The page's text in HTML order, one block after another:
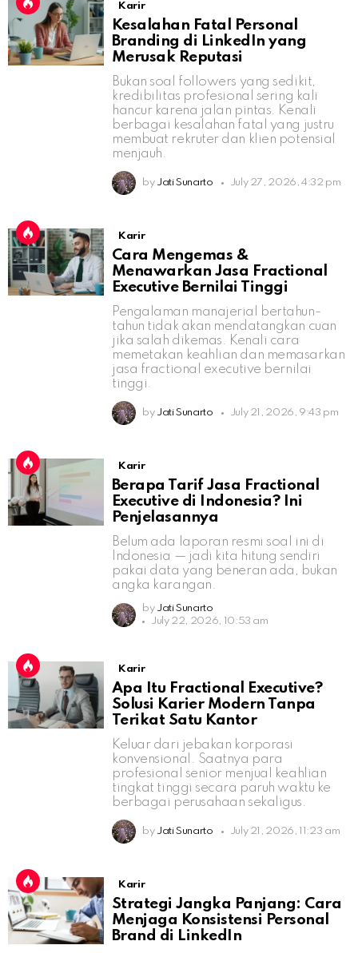
Karir
Kesalahan Fatal Personal
Branding di LinkedIn yang
Merusak Reputasi
Bukan soal followers yang sedikit,
kredibilitas profesional sering kali
hancur karena jalan pintas. Kenali
berbagai kesalahan fatal yang justru
membuat rekruter dan klien potensial
menjauh.
by Jati Sunarto July 27, 2026, 4:32 pm
Karir
Cara Mengemas &
Menawarkan Jasa Fractional
Executive Bernilai Tinggi
Pengalaman manajerial bertahun-
tahun tidak akan mendatangkan cuan
jika salah dikemas. Kenali cara
memetakan keahlian dan memasarkan
jasa fractional executive bernilai
tinggi.
by Jati Sunarto July 21, 2026, 9:43 pm
Karir
Berapa Tarif Jasa Fractional
Executive di Indonesia? Ini
Penjelasannya
Belum ada laporan resmi soal ini di
Indonesia — jadi kita hitung sendiri
pakai data yang beneran ada, bukan
angka karangan.
by Jati Sunarto
July 22, 2026, 10:53 am
Karir
Apa Itu Fractional Executive?
Solusi Karier Modern Tanpa
Terikat Satu Kantor
Keluar dari jebakan korporasi
konvensional. Saatnya para
profesional senior menjual keahlian
tingkat tinggi secara paruh waktu ke
berbagai perusahaan sekaligus.
by Jati Sunarto July 21, 2026, 11:23 am
Karir
Strategi Jangka Panjang: Cara
Menjaga Konsistensi Personal
Brand di LinkedIn